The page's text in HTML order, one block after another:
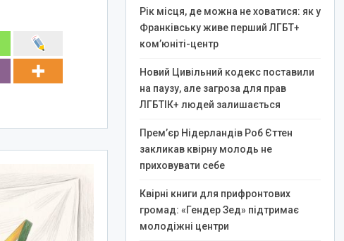
Рік місця, де можна не ховатися: як у
Франківську живе перший ЛГБТ+
ком’юніті-центр
Новий Цивільний кодекс поставили
на паузу, але загроза для прав
ЛГБТІК+ людей залишається
Прем’єр Нідерландів Роб Єттен
закликав квірну молодь не
приховувати себе
Квірні книги для прифронтових
громад: «Гендер Зед» підтримає
молодіжні центри